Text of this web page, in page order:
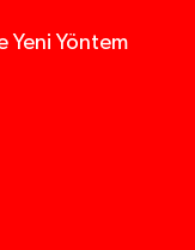
Yeni Yöntem